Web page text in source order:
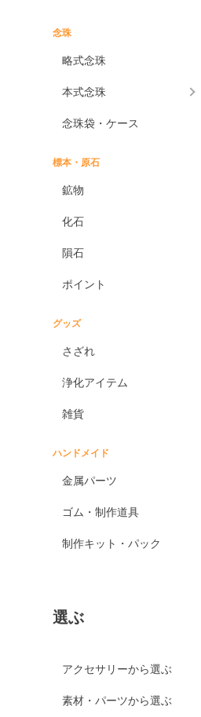
念珠
略式念珠
本式念珠
念珠袋・ケース
標本・原石
鉱物
化石
隕石
ポイント
グッズ
さざれ
浄化アイテム
雑貨
ハンドメイド
金属パーツ
ゴム・制作道具
制作キット・パック
選ぶ
アクセサリーから選ぶ
素材・パーツから選ぶ